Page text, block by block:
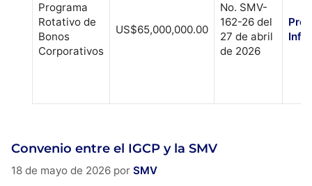
Programa
Rotativo de
Bonos
Corporativos
US$65,000,000.00
No. SMV-
162-26 del
27 de abril
de 2026
Convenio entre el IGCP y la SMV
18 de mayo de 2026 por SMV